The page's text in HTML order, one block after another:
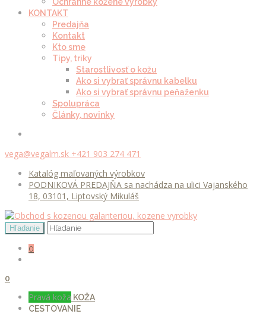
KONTAKT
Predajňa
Kontakt
Kto sme
Tipy, triky
Starostlivosť o kožu
Ako si vybrať správnu kabelku
Ako si vybrať správnu peňaženku
Spolupráca
Články, novinky
vega@vegalm.sk +421 903 274 471
Katalóg maľovaných výrobkov
PODNIKOVÁ PREDAJŇA sa nachádza na ulici Vajanského
18, 03101, Liptovský Mikuláš
0
0
Pravá koža KOŽA
CESTOVANIE